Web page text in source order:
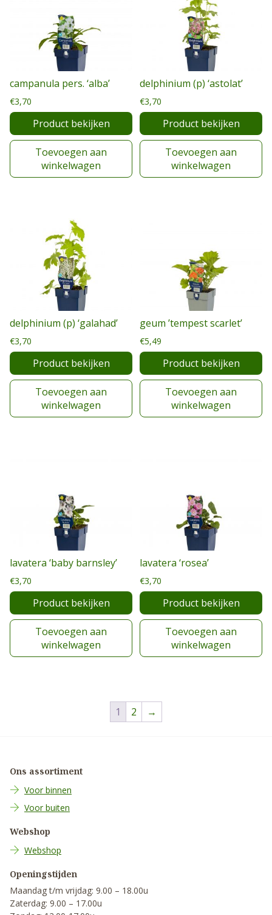
campanula pers. ‘alba’
€3,70
Product bekijken
Toevoegen aan
winkelwagen
delphinium (p) ‘astolat’
€3,70
Product bekijken
Toevoegen aan
winkelwagen
delphinium (p) ‘galahad’
€3,70
Product bekijken
Toevoegen aan
winkelwagen
geum ’tempest scarlet’
€5,49
Product bekijken
Toevoegen aan
winkelwagen
lavatera ‘baby barnsley’
€3,70
Product bekijken
Toevoegen aan
winkelwagen
lavatera ‘rosea’
€3,70
Product bekijken
Toevoegen aan
winkelwagen
1 2 →
Ons assortiment
Voor binnen
Voor buiten
Webshop
Webshop
Openingstijden
Maandag t/m vrijdag: 9.00 – 18.00u
Zaterdag: 9.00 – 17.00u